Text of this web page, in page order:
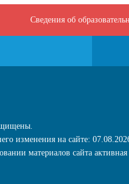
Сведения об
изменения на сайте:
материалов сайта